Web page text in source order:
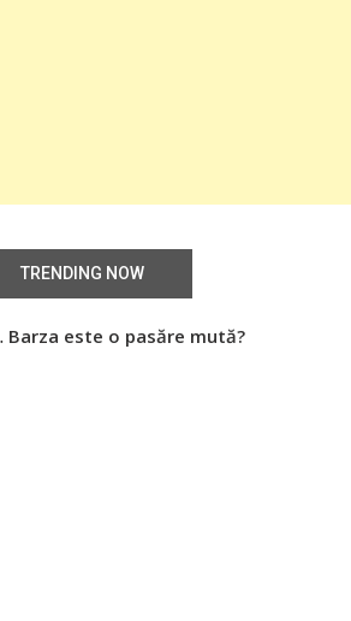
TRENDING NOW
Barza este o pasăre mută?